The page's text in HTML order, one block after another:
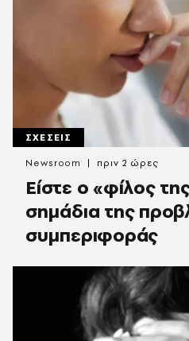
ΣΧΕΣΕΙΣ
Είστε ο «φίλος
σημάδια της
συμπεριφοράς
Newsroom πριν 2 ώρες